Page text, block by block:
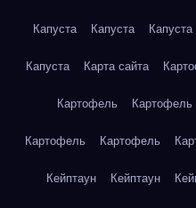
Капуста Капуста Капуста
Капуста Карта сайта
Картофель Картофель
Картофель Картофель
Кейптаун Кейптаун